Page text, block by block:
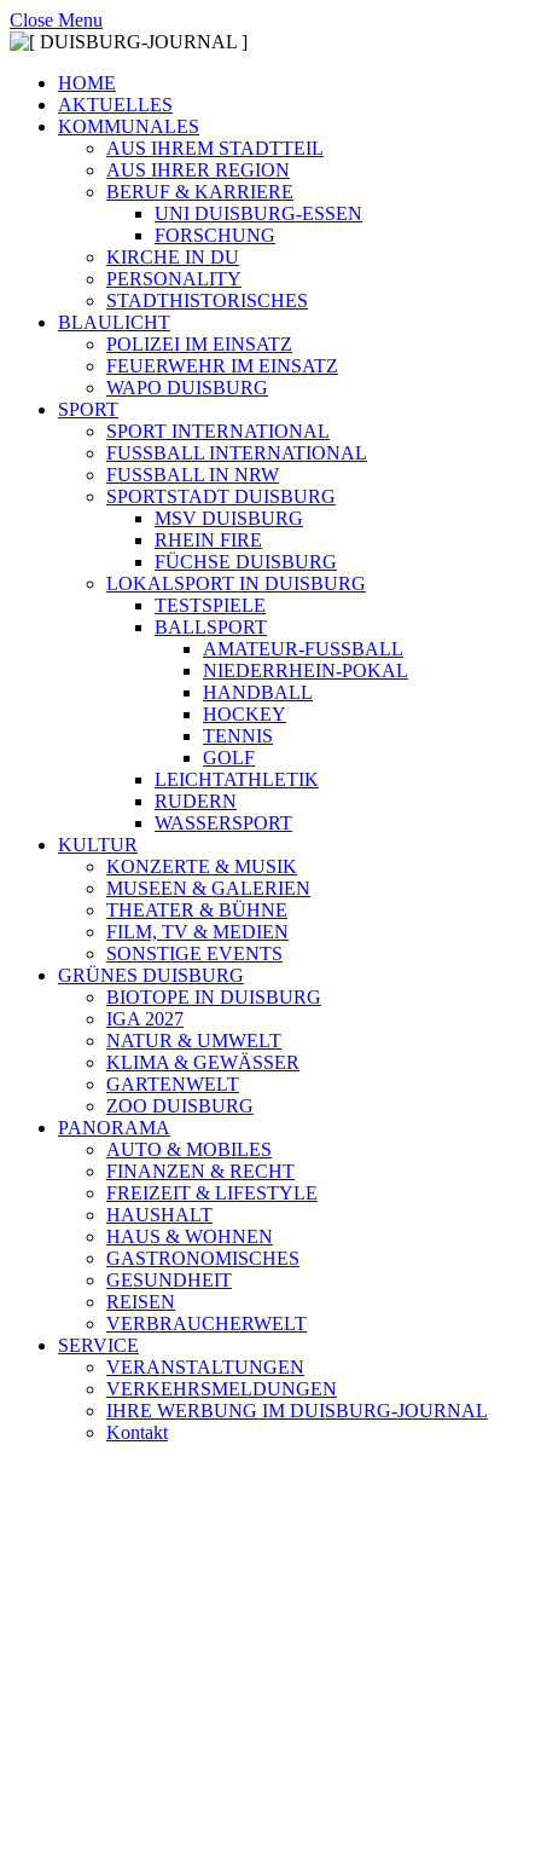
Close Menu
HOME
AKTUELLES
KOMMUNALES
AUS IHREM STADTTEIL
AUS IHRER REGION
BERUF & KARRIERE
UNI DUISBURG-ESSEN
FORSCHUNG
KIRCHE IN DU
PERSONALITY
STADTHISTORISCHES
BLAULICHT
POLIZEI IM EINSATZ
FEUERWEHR IM EINSATZ
WAPO DUISBURG
SPORT
SPORT INTERNATIONAL
FUSSBALL INTERNATIONAL
FUSSBALL IN NRW
SPORTSTADT DUISBURG
MSV DUISBURG
RHEIN FIRE
FÜCHSE DUISBURG
LOKALSPORT IN DUISBURG
TESTSPIELE
BALLSPORT
AMATEUR-FUSSBALL
NIEDERRHEIN-POKAL
HANDBALL
HOCKEY
TENNIS
GOLF
LEICHTATHLETIK
RUDERN
WASSERSPORT
KULTUR
KONZERTE & MUSIK
MUSEEN & GALERIEN
THEATER & BÜHNE
FILM, TV & MEDIEN
SONSTIGE EVENTS
GRÜNES DUISBURG
BIOTOPE IN DUISBURG
IGA 2027
NATUR & UMWELT
KLIMA & GEWÄSSER
GARTENWELT
ZOO DUISBURG
PANORAMA
AUTO & MOBILES
FINANZEN & RECHT
FREIZEIT & LIFESTYLE
HAUSHALT
HAUS & WOHNEN
GASTRONOMISCHES
GESUNDHEIT
REISEN
VERBRAUCHERWELT
SERVICE
VERANSTALTUNGEN
VERKEHRSMELDUNGEN
IHRE WERBUNG IM DUISBURG-JOURNAL
Kontakt